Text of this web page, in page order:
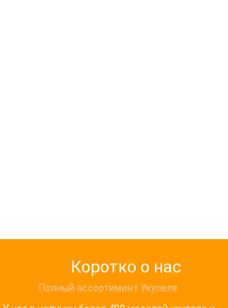
Коротко о нас
Полный ассортимент Укулеле